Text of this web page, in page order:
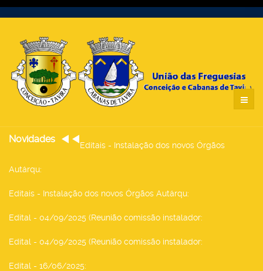
Novidades
Editais - Instalação dos novos Órgãos
Autárqu:
Editais - Instalação dos novos Órgãos Autárqu:
Edital - 04/09/2025 (Reunião comissão instalador:
Edital - 04/09/2025 (Reunião comissão instalador:
Edital - 16/06/2025: